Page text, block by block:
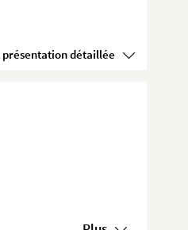
Voir la présentation détaillée